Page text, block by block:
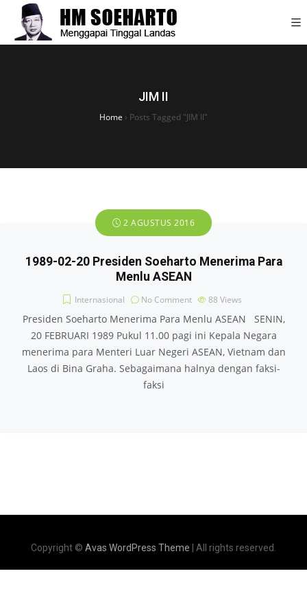
JIM II
Home › Posts Tagged "JIM II"
2 AGUSTUS 2016
1989-02-20 Presiden Soeharto Menerima Para
Menlu ASEAN
Internasional No Comment 88 Views
Presiden Soeharto Menerima Para Menlu ASEAN SENIN,
20 FEBRUARI 1989 Pukul 11.00 pagi ini Kepala Negara
menerima para Menteri Luar Negeri ASEAN, Vietnam dan
Laos di Bina Graha. Sebagaimana halnya dengan faksi-
faksi
Copyright © Avas WordPress Theme | All rights reserved.